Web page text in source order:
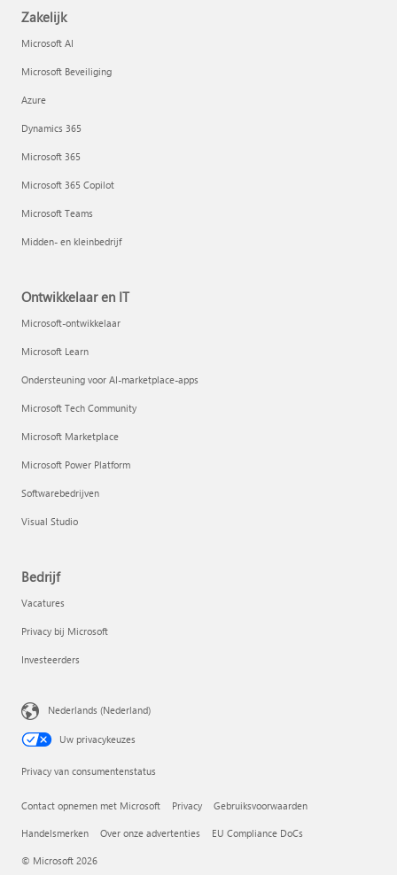
Zakelijk
Microsoft AI
Microsoft Beveiliging
Azure
Dynamics 365
Microsoft 365
Microsoft 365 Copilot
Microsoft Teams
Midden- en kleinbedrijf
Ontwikkelaar en IT
Microsoft-ontwikkelaar
Microsoft Learn
Ondersteuning voor AI-marketplace-apps
Microsoft Tech Community
Microsoft Marketplace
Microsoft Power Platform
Softwarebedrijven
Visual Studio
Bedrijf
Vacatures
Privacy bij Microsoft
Investeerders
Nederlands (Nederland)
Uw privacykeuzes
Privacy van consumentenstatus
Contact opnemen met Microsoft Privacy Gebruiksvoorwaarden
Handelsmerken Over onze advertenties EU Compliance DoCs
© Microsoft 2026